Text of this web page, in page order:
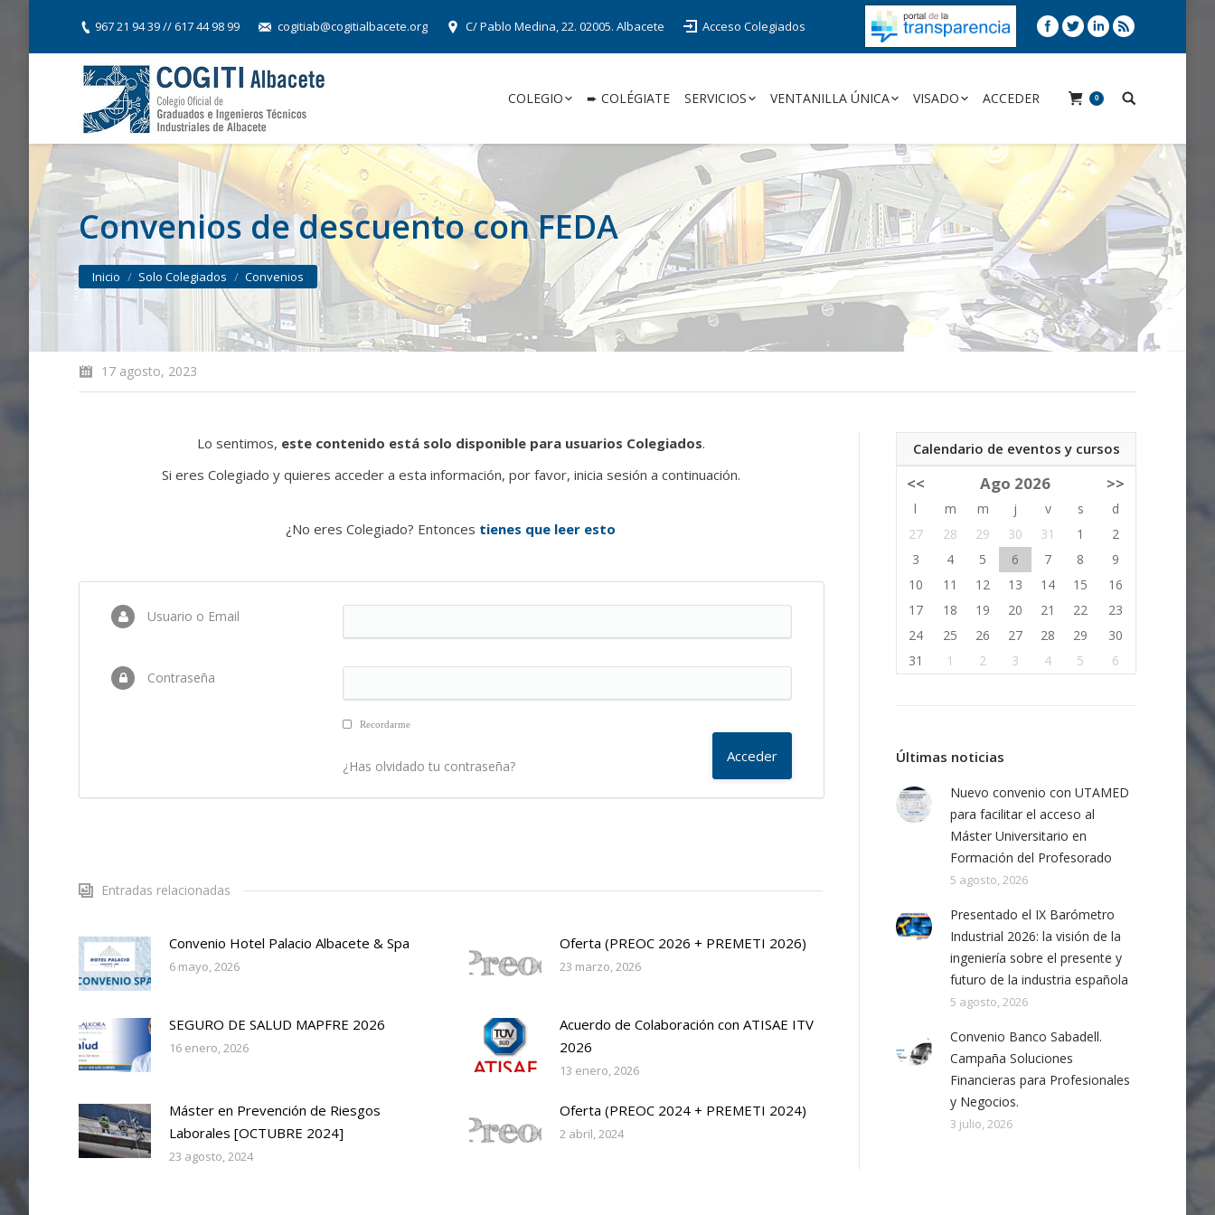
967 21 94 39 // 617 44 98 99 cogitiab@cogitialbacete.org C/ Pablo Medina, 22. 02005. Albacete Acceso Colegiados
COLEGIO ➨ COLÉGIATE SERVICIOS VENTANILLA ÚNICA VISADO ACCEDER 0
Convenios de descuento con FEDA
You are here:
Inicio Solo Colegiados Convenios
17 agosto, 2023
Lo sentimos, este contenido está solo disponible para usuarios Colegiados.
Si eres Colegiado y quieres acceder a esta información, por favor, inicia sesión a continuación.
¿No eres Colegiado? Entonces tienes que leer esto
Usuario o Email
Contraseña
Recordarme
¿Has olvidado tu contraseña?
Entradas relacionadas
Convenio Hotel Palacio Albacete & Spa
6 mayo, 2026
Oferta (PREOC 2026 + PREMETI 2026)
23 marzo, 2026
SEGURO DE SALUD MAPFRE 2026
16 enero, 2026
Acuerdo de Colaboración con ATISAE ITV
2026
13 enero, 2026
Máster en Prevención de Riesgos
Laborales [OCTUBRE 2024]
23 agosto, 2024
Oferta (PREOC 2024 + PREMETI 2024)
2 abril, 2024
Calendario de eventos y cursos
<< Ago 2026 >>
l m m j v s
d
27
28 29 30 31 1
2
3
4 5 6 7 8
9
10
11 12 13 14 15
16
17
18 19 20 21 22
23
24
25 26 27 28 29
30
31
1 2 3 4 5 6
Últimas noticias
Nuevo convenio con UTAMED
para facilitar el acceso al
Máster Universitario en
Formación del Profesorado
5 agosto, 2026
Presentado el IX Barómetro
Industrial 2026: la visión de la
ingeniería sobre el presente y
futuro de la industria española
5 agosto, 2026
Convenio Banco Sabadell.
Campaña Soluciones
Financieras para Profesionales
y Negocios.
3 julio, 2026